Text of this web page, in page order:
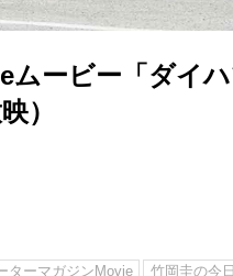
ムービー「ダイ
）
ターマガジンMovie 竹岡圭の今